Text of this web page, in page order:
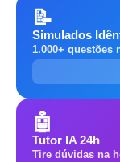
📝
Simulados
1.000+ questões
🤖
Tutor IA 24h
Tire dúvidas na